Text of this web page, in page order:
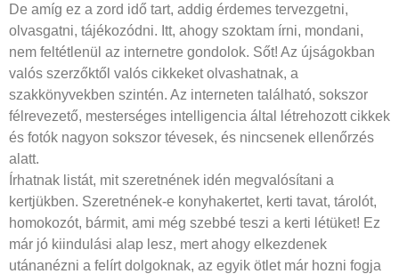
De amíg ez a zord idő tart, addig érdemes tervezgetni,
olvasgatni, tájékozódni. Itt, ahogy szoktam írni, mondani,
nem feltétlenül az internetre gondolok. Sőt! Az újságokban
valós szerzőktől valós cikkeket olvashatnak, a
szakkönyvekben szintén. Az interneten található, sokszor
félrevezető, mesterséges intelligencia által létrehozott cikkek
és fotók nagyon sokszor tévesek, és nincsenek ellenőrzés
alatt.
Írhatnak listát, mit szeretnének idén megvalósítani a
kertjükben. Szeretnének-e konyhakertet, kerti tavat, tárolót,
homokozót, bármit, ami még szebbé teszi a kerti létüket! Ez
már jó kiindulási alap lesz, mert ahogy elkezdenek
utánanézni a felírt dolgoknak, az egyik ötlet már hozni fogja